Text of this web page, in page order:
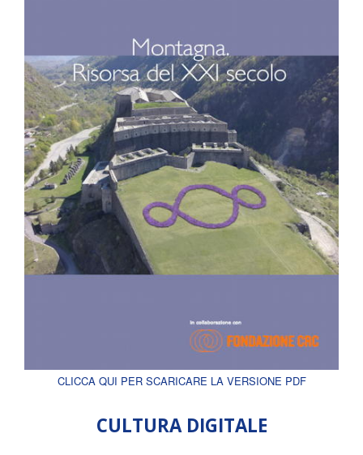
CLICCA QUI PER SCARICARE LA VERSIONE PDF
CULTURA DIGITALE